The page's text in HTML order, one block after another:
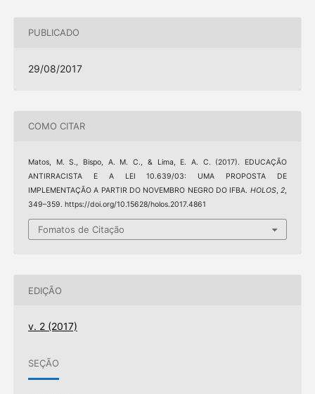
PUBLICADO
29/08/2017
COMO CITAR
Matos, M. S., Bispo, A. M. C., & Lima, E. A. C. (2017). EDUCAÇÃO
ANTIRRACISTA E A LEI 10.639/03: UMA PROPOSTA DE
IMPLEMENTAÇÃO A PARTIR DO NOVEMBRO NEGRO DO IFBA. HOLOS,2,
349–359. https://doi.org/10.15628/holos.2017.4861
Fomatos de Citação
EDIÇÃO
v. 2 (2017)
SEÇÃO